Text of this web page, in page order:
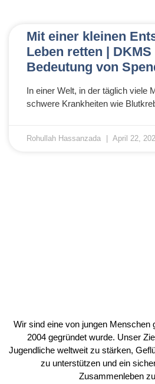
Mit einer kleinen
Leben retten |
Bedeutung von
In einer Welt, in der täglich viele
schwere Krankheiten wie
Rohullah Hassanzada April 22,
Wir sind eine von jungen Menschen
2004 gegründet wurde. Unser
Jugendliche weltweit zu stärken,
zu unterstützen und ein
Zusammenleben